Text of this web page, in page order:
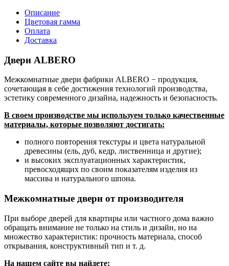
Описание
Цветовая гамма
Оплата
Доставка
Двери ALBERO
Межкомнатные двери фабрики ALBERO − продукция,
сочетающая в себе достижения технологий производства,
эстетику современного дизайна, надежность и безопасность.
В своем производстве мы используем только качественные
материалы, которые позволяют достигать:
полного повторения текстуры и цвета натуральной
древесины (ель, дуб, кедр, лиственница и другие);
и высоких эксплуатационных характеристик,
превосходящих по своим показателям изделия из
массива и натурального шпона.
Межкомнатные двери от производителя
При выборе дверей для квартиры или частного дома важно
обращать внимание не только на стиль и дизайн, но на
множество характеристик: прочность материала, способ
открывания, конструктивный тип и т. д.
На нашем сайте вы найдете: